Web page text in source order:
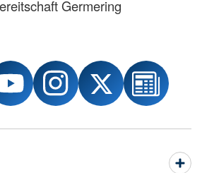
Germering